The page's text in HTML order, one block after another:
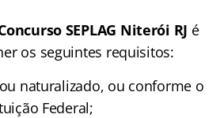
SEPLAG Niterói RJ é
os seguintes requisitos:
naturalizado, ou conforme o
Federal;